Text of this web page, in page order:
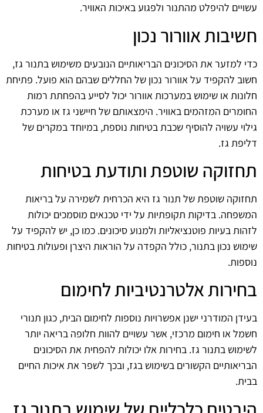
עשויים להיפלט מהתנור ולפגוע באיכות האוויר.
חשיבות אוורור נכון
כדי למזער את הסיכונים הבריאותיים הנובעים משימוש בתנור גז,
חשוב להקפיד על אוורור נכון של החללים שבהם הוא פועל. פתיחת
חלונות או שימוש במערכות אוורור יכול לסייע בהפחתת רמות
החומרים המזהמים באוויר. הימצאותם של חיישני גז או מערכת
גילוי עשויה להוסיף שכבת בטיחות נוספת, במיוחד במקרים של
דליפת גז.
תחזוקה שוטפת ותודעת בטיחות
תחזוקה שוטפת של תנור גז היא הכרחית לשמירה על בריאות
המשפחה. בדיקות תקופתיות על ידי טכנאים מוסמכים יכולות
לזהות בעיות פוטנציאליות ולמנוע סיכונים. כמו כן, יש להקפיד על
שימוש נכון בתנור, כולל הקפדה על הוראות היצרן ופעולות בטיחות
נוספות.
בחירות אלטרנטיביות לחימום
בעידן המודרני ישנן אפשרויות נוספות לחימום הבית, כגון תנורי
חשמל או חימום מרכזי, אשר עשויים להוות חלופה בריאה יותר
לשימוש בתנור גז. בחירות אלו יכולות להפחית את הסיכונים
הבריאותיים הקשורים בשימוש בגז, ובכך לשפר את איכות החיים
בבית.